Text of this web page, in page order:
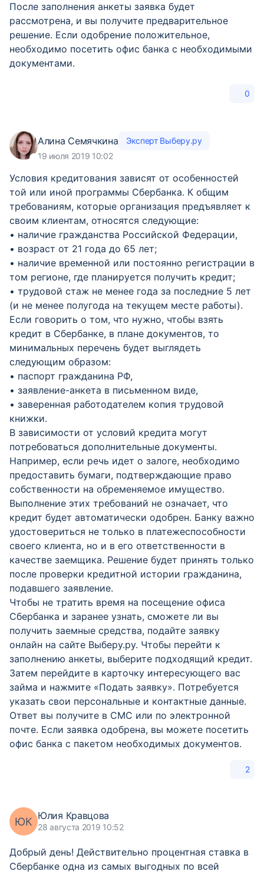
После заполнения анкеты заявка будет
рассмотрена, и вы получите предварительное
решение. Если одобрение положительное,
необходимо посетить офис банка с необходимыми
документами.
0
Алина Семячкина
Эксперт Выберу.ру
19 июля 2019 10:02
Условия кредитования зависят от особенностей
той или иной программы Сбербанка. К общим
требованиям, которые организация предъявляет к
своим клиентам, относятся следующие:
• наличие гражданства Российской Федерации,
• возраст от 21 года до 65 лет;
• наличие временной или постоянно регистрации в
том регионе, где планируется получить кредит;
• трудовой стаж не менее года за последние 5 лет
(и не менее полугода на текущем месте работы).
Если говорить о том, что нужно, чтобы взять
кредит в Сбербанке, в плане документов, то
минимальных перечень будет выглядеть
следующим образом:
• паспорт гражданина РФ,
• заявление-анкета в письменном виде,
• заверенная работодателем копия трудовой
книжки.
В зависимости от условий кредита могут
потребоваться дополнительные документы.
Например, если речь идет о залоге, необходимо
предоставить бумаги, подтверждающие право
собственности на обременяемое имущество.
Выполнение этих требований не означает, что
кредит будет автоматически одобрен. Банку важно
удостовериться не только в платежеспособности
своего клиента, но и в его ответственности в
качестве заемщика. Решение будет принять только
после проверки кредитной истории гражданина,
подавшего заявление.
Чтобы не тратить время на посещение офиса
Сбербанка и заранее узнать, сможете ли вы
получить заемные средства, подайте заявку
онлайн на сайте Выберу.ру. Чтобы перейти к
заполнению анкеты, выберите подходящий кредит.
Затем перейдите в карточку интересующего вас
займа и нажмите «Подать заявку». Потребуется
указать свои персональные и контактные данные.
Ответ вы получите в СМС или по электронной
почте. Если заявка одобрена, вы можете посетить
офис банка с пакетом необходимых документов.
2
ЮК Юлия Кравцова
28 августа 2019 10:52
Добрый день! Действительно процентная ставка в
Сбербанке одна из самых выгодных по всей